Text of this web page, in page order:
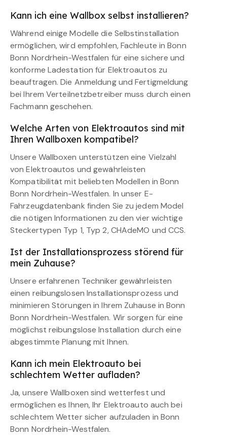
Kann ich eine Wallbox selbst installieren?
Während einige Modelle die Selbstinstallation
ermöglichen, wird empfohlen, Fachleute in Bonn
Bonn Nordrhein-Westfalen für eine sichere und
konforme Ladestation für Elektroautos zu
beauftragen. Die Anmeldung und Fertigmeldung
bei Ihrem Verteilnetzbetreiber muss durch einen
Fachmann geschehen.
Welche Arten von Elektroautos sind mit
Ihren Wallboxen kompatibel?
Unsere Wallboxen unterstützen eine Vielzahl
von Elektroautos und gewährleisten
Kompatibilität mit beliebten Modellen in Bonn
Bonn Nordrhein-Westfalen. In unser E-
Fahrzeugdatenbank finden Sie zu jedem Model
die nötigen Informationen zu den vier wichtige
Steckertypen Typ 1, Typ 2, CHAdeMO und CCS.
Ist der Installationsprozess störend für
mein Zuhause?
Unsere erfahrenen Techniker gewährleisten
einen reibungslosen Installationsprozess und
minimieren Störungen in Ihrem Zuhause in Bonn
Bonn Nordrhein-Westfalen. Wir sorgen für eine
möglichst reibungslose Installation durch eine
abgestimmte Planung mit Ihnen.
Kann ich mein Elektroauto bei
schlechtem Wetter aufladen?
Ja, unsere Wallboxen sind wetterfest und
ermöglichen es Ihnen, Ihr Elektroauto auch bei
schlechtem Wetter sicher aufzuladen in Bonn
Bonn Nordrhein-Westfalen.